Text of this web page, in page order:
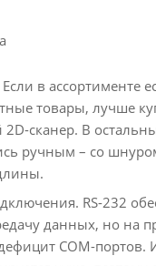
в ассортименте
товары, лучше
сканер. В
ручным – со
RS-232
данных, но на
СОМ-портов.